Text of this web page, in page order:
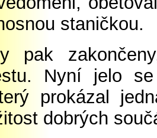
staničkou.
pak
Nyní jelo
prokázal
dobrých